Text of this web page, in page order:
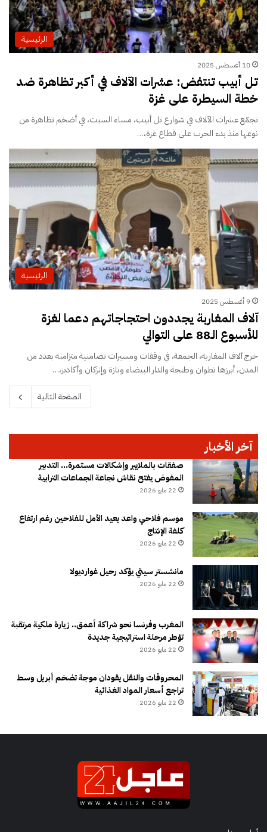
الرئيسية
10 أغسطس 2025
تل أبيب تنتفض: عشرات الآلاف في أكبر تظاهرة ضد
خطة السيطرة على غزة
تجمّع عشرات الآلاف في شوارع تل أبيب، مساء السبت، في أضخم تظاهرة من
نوعها منذ بدء الحرب على قطاع غزة،…
الرئيسية
9 أغسطس 2025
آلاف المغاربة يجددون احتجاجاتهم دعما لغزة
للأسبوع الـ88 على التوالي
خرج آلاف المغاربة، الجمعة، في وقفات ومسيرات تضامنية متزامنة بعدد من
المدن، أبرزها تطوان وطنجة والدار البيضاء وتازة وإنزكان وأكادير،…
الصفحة التالية
آخر الأخبار
صفقات بالملايير وإشكالات مستمرة… التدبير
المفوض يفتح نقاش نجاعة الجماعات الترابية
22 مايو 2026
موسم فلاحي واعد يعيد الأمل للفلاحين رغم ارتفاع
كلفة الإنتاج
22 مايو 2026
مانشستر سيتي يؤكد رحيل غوارديولا
22 مايو 2026
المغرب وفرنسا نحو شراكة أعمق.. زيارة ملكية مرتقبة
تؤطر مرحلة استراتيجية جديدة
22 مايو 2026
المحروقات والنقل يقودان موجة تضخم أبريل وسط
تراجع أسعار المواد الغذائية
22 مايو 2026